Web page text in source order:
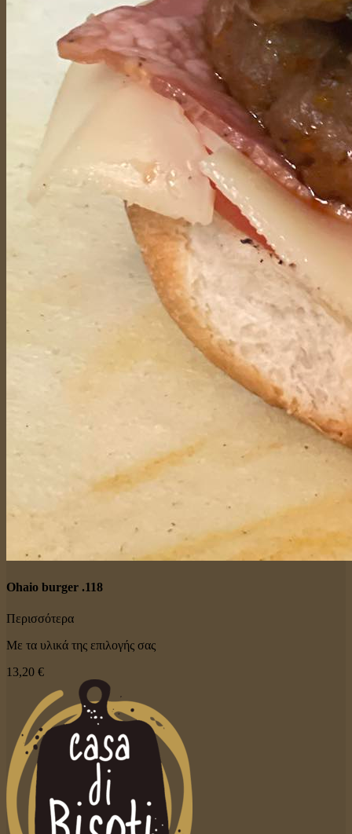
Ohaio burger .118
Περισσότερα
Με τα υλικά της επιλογής σας
13,20 €